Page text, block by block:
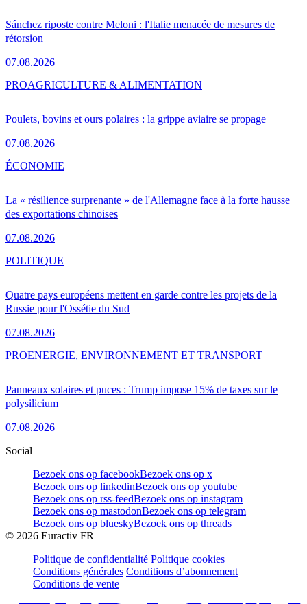
Sánchez riposte contre Meloni : l'Italie menacée de mesures de
rétorsion
07.08.2026
Poulets, bovins et ours polaires : la grippe aviaire se propage
07.08.2026
PROAGRICULTURE & ALIMENTATION
La « résilience surprenante » de l'Allemagne face à la forte hausse
des exportations chinoises
07.08.2026
ÉCONOMIE
Quatre pays européens mettent en garde contre les projets de la
Russie pour l'Ossétie du Sud
07.08.2026
POLITIQUE
Panneaux solaires et puces : Trump impose 15% de taxes sur le
polysilicium
07.08.2026
PROENERGIE, ENVIRONNEMENT ET TRANSPORT
Social
Bezoek ons op facebookBezoek ons op x
Bezoek ons op linkedinBezoek ons op youtube
Bezoek ons op rss-feedBezoek ons op instagram
Bezoek ons op mastodonBezoek ons op telegram
Bezoek ons op blueskyBezoek ons op threads
© 2026 Euractiv FR
Politique de confidentialité Politique cookies
Conditions générales Conditions d’abonnement
Conditions de vente